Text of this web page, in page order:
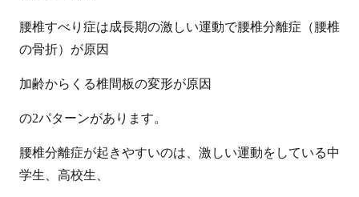
腰椎すべり症は成長期の激しい運動で腰椎分離症（腰椎
の骨折）が原因
加齢からくる椎間板の変形が原因
の2パターンがあります。
腰椎分離症が起きやすいのは、激しい運動をしている中
学生、高校生、